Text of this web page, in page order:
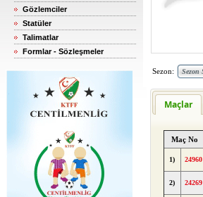
Gözlemciler
Statüler
Talimatlar
Formlar - Sözleşmeler
Sezon:
Maçlar
Maç No
1) 24960
2) 24269